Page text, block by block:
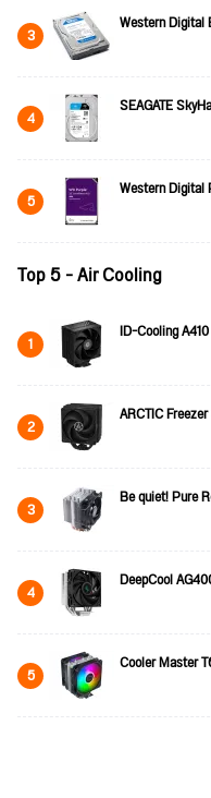
3 Western Digital
4 SEAGATE
5 Western Digital
Top 5 - Air Cooling
1 ID-Cooling
2 ARCTIC
3 Be quiet! Pure
4 DeepCool
5 Cooler Master